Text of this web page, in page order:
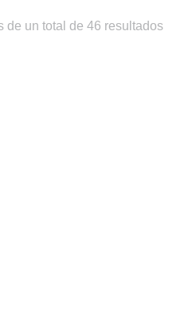
de un total de 46 resultados